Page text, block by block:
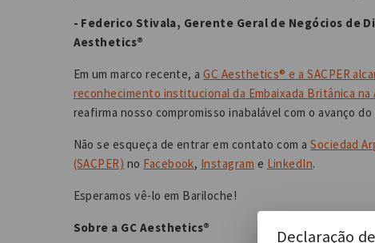
- Federico Stivala, Gerente Geral de Negócios de
Aesthetics®
Em um marco recente, aGC Aesthetics® e a SACPER
reconhecimento institucional da Embaixada Britânica na
reafirma nosso compromisso inabalável com o avanço
Não se esqueça de entrar em contato com aSociedad
(SACPER) no Facebook, Instagram e LinkedIn.
Esperamos vê-lo em Bariloche!
Sobre a GC Aesthetics®
Declaração